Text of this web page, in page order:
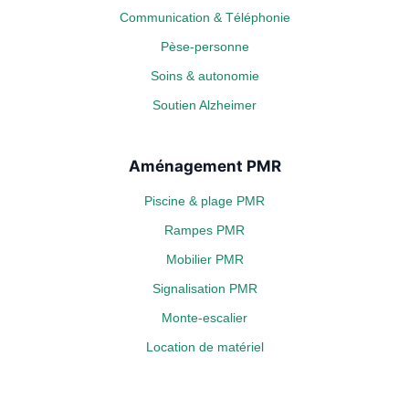
Communication & Téléphonie
Pèse-personne
Soins & autonomie
Soutien Alzheimer
Aménagement PMR
Piscine & plage PMR
Rampes PMR
Mobilier PMR
Signalisation PMR
Monte-escalier
Location de matériel